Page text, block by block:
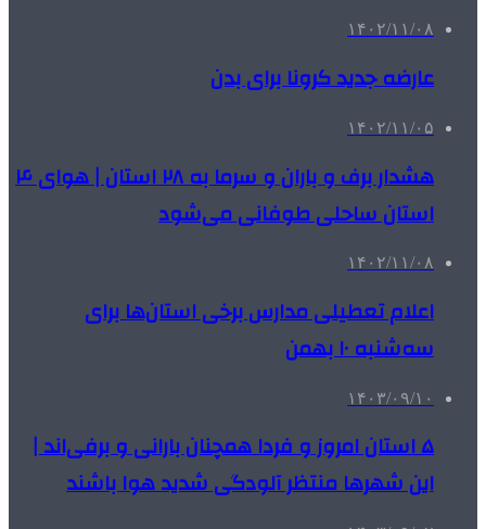
۱۴۰۲/۱۱/۰۸
عارضه جدید کرونا برای بدن
۱۴۰۲/۱۱/۰۵
هشدار برف و باران و سرما به ۲۸ استان | هوای ۴
استان ساحلی طوفانی می‌شود
۱۴۰۲/۱۱/۰۸
اعلام تعطیلی مدارس برخی استان‌ها برای
سه‌شنبه ۱۰ بهمن
۱۴۰۳/۰۹/۱۰
۵ استان امروز و فردا همچنان بارانی و برفی‌اند |
این شهرها منتظر آلودگی شدید هوا باشند